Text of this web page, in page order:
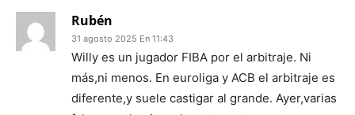
Rubén
31 agosto 2025 En 11:43
Willy es un jugador FIBA por el arbitraje. Ni
más,ni menos. En euroliga y ACB el arbitraje es
diferente,y suele castigar al grande. Ayer,varias